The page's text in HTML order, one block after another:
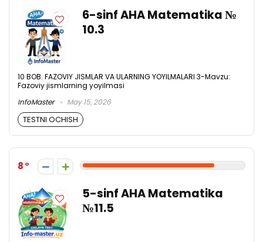
6-sinf AHA Matematika №
10.3
10 BOB. FAZOVIY JISMLAR VA ULARNING YOYILMALARI 3-Mavzu:
Fazoviy jismlarning yoyilmasi
InfoMaster
May 15, 2026
TESTNI OCHISH
8
5-sinf AHA Matematika
№11.5